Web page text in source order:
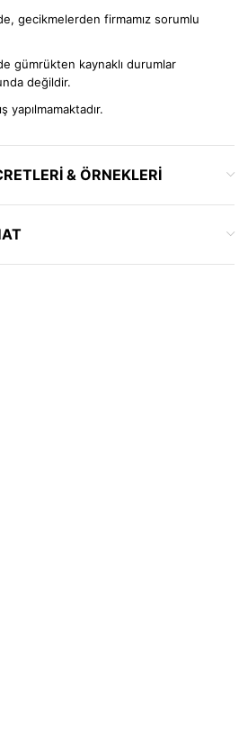
gecikmelerden firmamız sorumlu
gümrükten kaynaklı durumlar
değildir.
yapılmamaktadır.
& ÖRNEKLERI